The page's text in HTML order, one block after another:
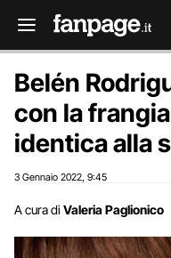
Belén
con la
identica alla
3 Gennaio 2022 9:45
A cura di Valeria Paglionico